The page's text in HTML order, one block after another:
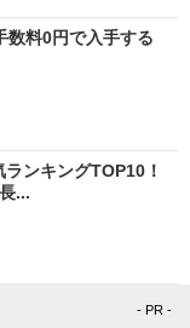
数料0円で入手する
ランキングTOP10！
...
- PR -